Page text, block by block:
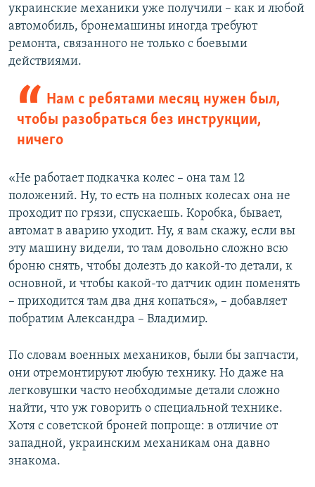
украинские механики уже получили – как и любой
автомобиль, бронемашины иногда требуют
ремонта, связанного не только с боевыми
действиями.
Нам с ребятами месяц нужен был,
чтобы разобраться без инструкции,
ничего
«Не работает подкачка колес – она там 12
положений. Ну, то есть на полных колесах она не
проходит по грязи, спускаешь. Коробка, бывает,
автомат в аварию уходит. Ну, я вам скажу, если вы
эту машину видели, то там довольно сложно всю
броню снять, чтобы долезть до какой-то детали, к
основной, и чтобы какой-то датчик один поменять
– приходится там два дня копаться», – добавляет
побратим Александра – Владимир.
По словам военных механиков, были бы запчасти,
они отремонтируют любую технику. Но даже на
легковушки часто необходимые детали сложно
найти, что уж говорить о специальной технике.
Хотя с советской броней попроще: в отличие от
западной, украинским механикам она давно
знакома.